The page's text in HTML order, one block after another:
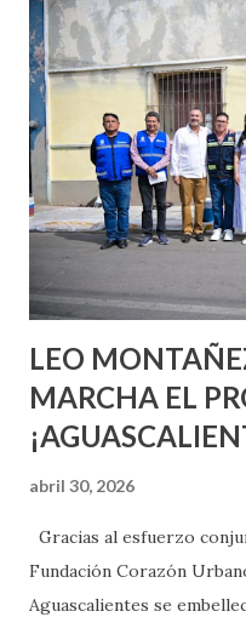
conoces ni la mitad de lo
quienes ya han tenido
o expertas en el tema.
aprender y nuevas
chica y aún no has tenido
pienses que el sexo será
experimentarlo, pero
experiencia te dirá,
son suficientemen...
LEO
MARCHA EL
abril 30, 2026
Gracias al esfuerzo
Fundación Corazón
Aguascalientes se